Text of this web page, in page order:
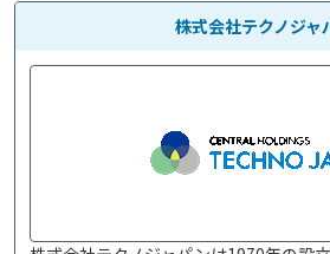
株式会社テクノジャ